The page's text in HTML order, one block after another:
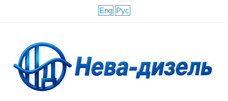
Eng Рус